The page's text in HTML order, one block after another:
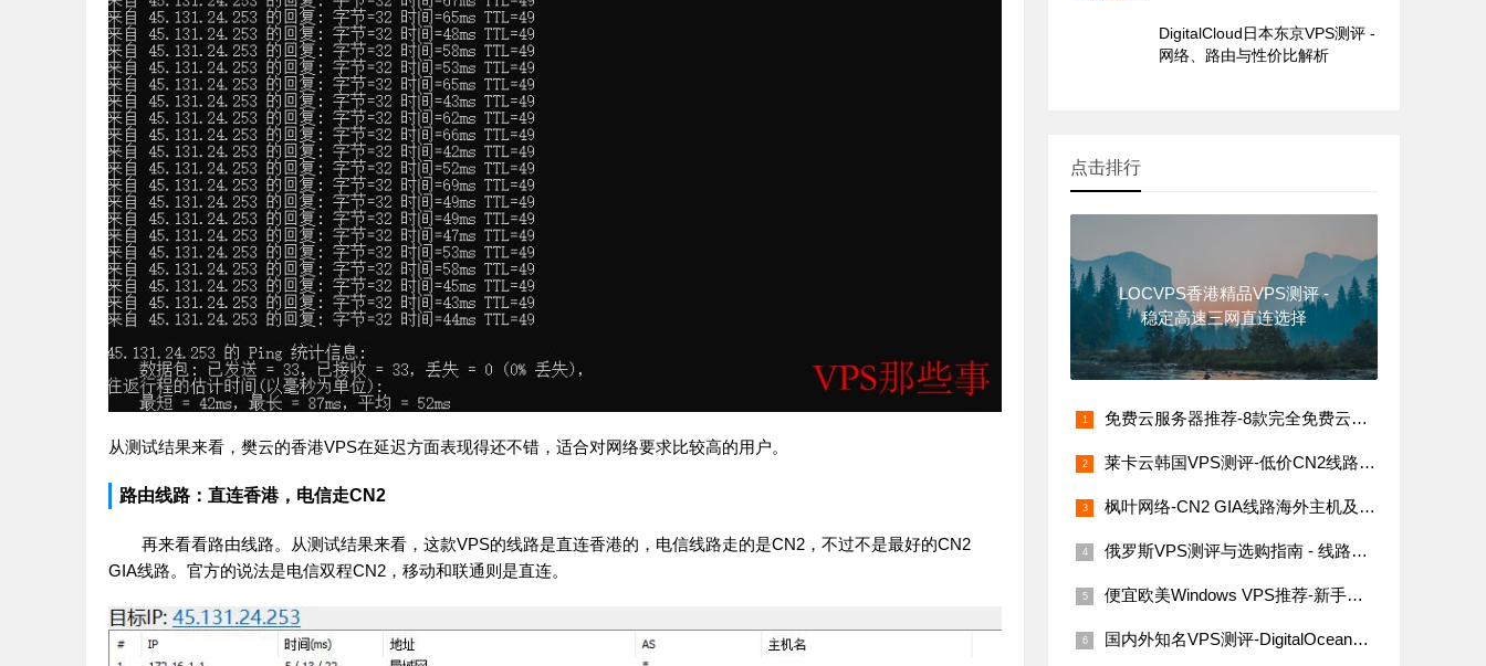
从测试结果来看，樊云的香港VPS在延迟方面表现得还不错，适合对网络要求比较高的用户。
路由线路：直连香港，电信走CN2
再来看看路由线路。从测试结果来看，这款VPS的线路是直连香港的，电信线路走的是CN2，不过不是最好的CN2
GIA线路。官方的说法是电信双程CN2，移动和联通则是直连。
DigitalCloud日本东京VPS测评 -
网络、路由与性价比解析
点击排行
LOCVPS香港精品VPS测评 -
稳定高速三网直连选择
免费云服务器推荐-8款完全免费云服务器汇总（支持海内外节点）
莱卡云韩国VPS测评-低价CN2线路，网络稳定速度快
枫叶网络-CN2 GIA线路海外主机及VPS评测
俄罗斯VPS测评与选购指南 - 线路稳定性与价格解析
便宜欧美Windows VPS推荐-新手必看指南
国内外知名VPS测评-DigitalOcean、Linode、Vultr与搬瓦工